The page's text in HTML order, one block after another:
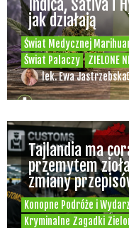
Świat Medycznej
Świat Palaczy
ZIELONE
Indica, Sativa i
jak działają
lek. Ewa Jastrzebska
Konopne Podróże i
Kryminalne Zagadki
Tajlandia ma
przemytem
zmiany